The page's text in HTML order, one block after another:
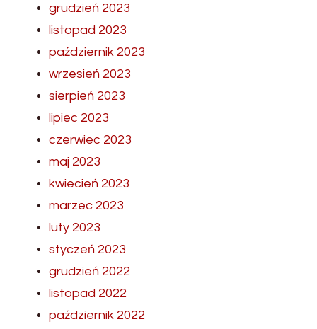
grudzień 2023
listopad 2023
październik 2023
wrzesień 2023
sierpień 2023
lipiec 2023
czerwiec 2023
maj 2023
kwiecień 2023
marzec 2023
luty 2023
styczeń 2023
grudzień 2022
listopad 2022
październik 2022